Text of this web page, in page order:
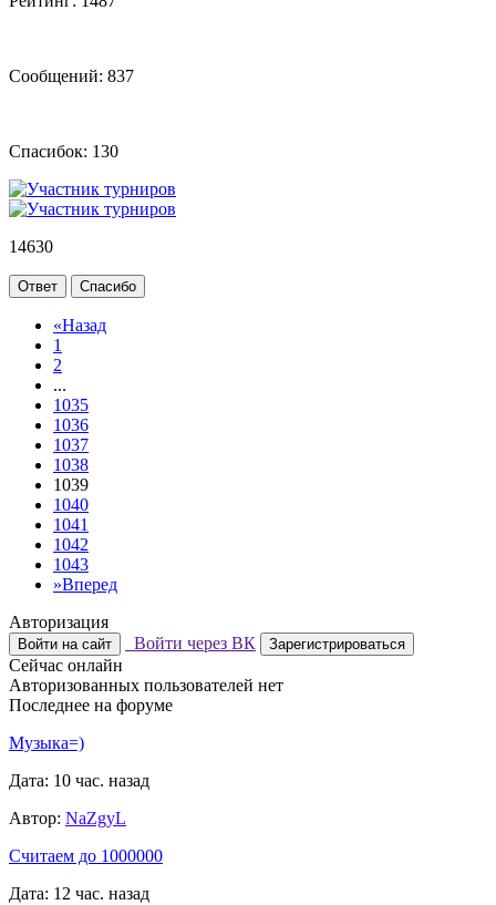
Сообщений: 837
Спасибок: 130
14630
Ответ Спасибо
«Назад
1
2
...
1035
1036
1037
1038
1039
1040
1041
1042
1043
»Вперед
Авторизация
Войти на сайт Войти через ВК Зарегистрироваться
Сейчас онлайн
Авторизованных пользователей нет
Последнее на форуме
Музыка=)
Дата: 10 час. назад
Автор: NaZgyL
Считаем до 1000000
Дата: 12 час. назад